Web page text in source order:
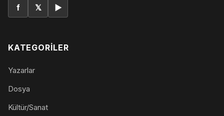
f 𝕏 ▶
KATEGORILER
Yazarlar
Dosya
Kültür/Sanat